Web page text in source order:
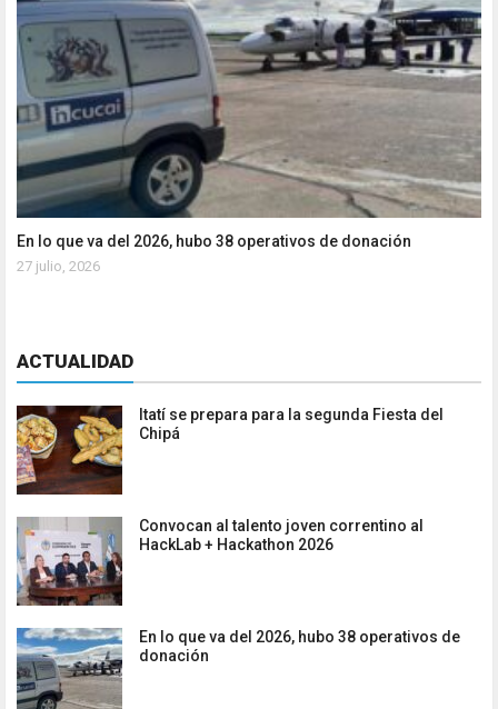
En lo que va del 2026, hubo 38 operativos de donación
27 julio, 2026
ACTUALIDAD
Itatí se prepara para la segunda Fiesta del
Chipá
Convocan al talento joven correntino al
HackLab + Hackathon 2026
En lo que va del 2026, hubo 38 operativos de
donación